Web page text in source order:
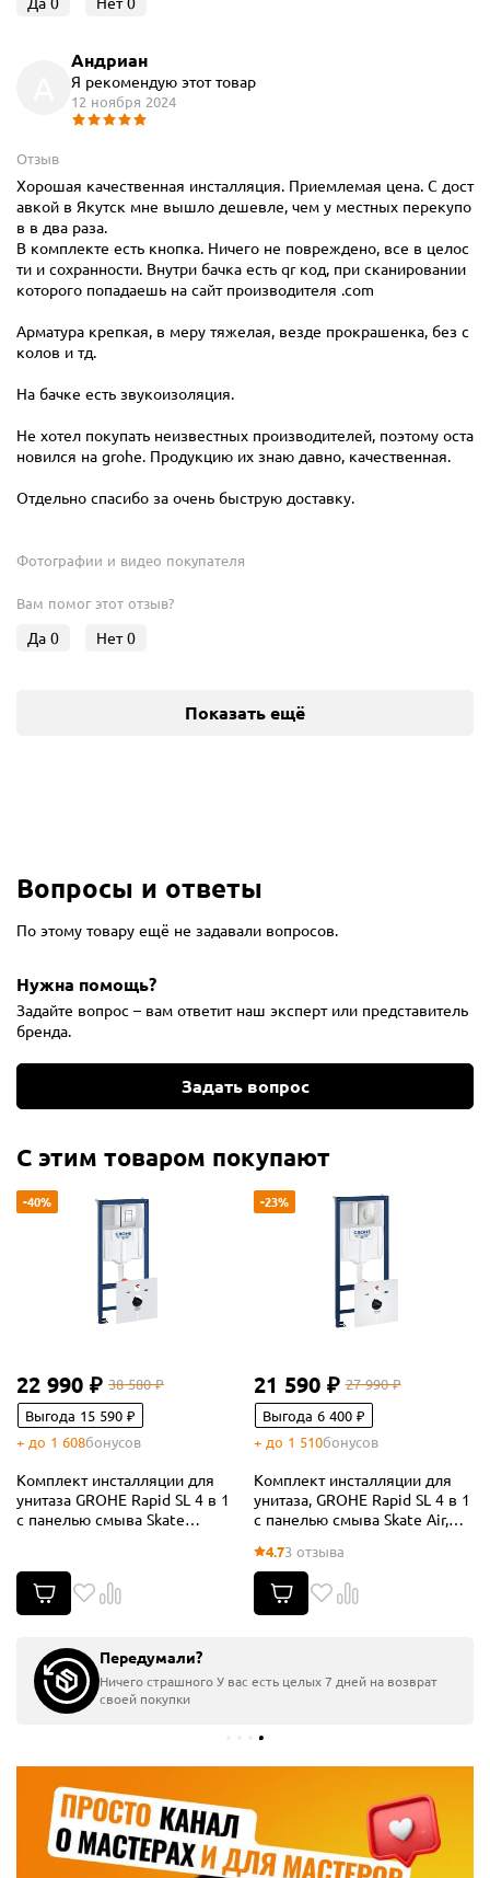
Андриан
Я рекомендую этот товар
12 ноября 2024
Отзыв
Хорошая качественная инсталляция. Приемлемая цена. С дост
авкой в Якутск мне вышло дешевле, чем у местных перекупо
в в два раза.
В комплекте есть кнопка. Ничего не повреждено, все в целос
ти и сохранности. Внутри бачка есть qr код, при сканировании
которого попадаешь на сайт производителя .com
Арматура крепкая, в меру тяжелая, везде прокрашенка, без с
колов и тд.
На бачке есть звукоизоляция.
Не хотел покупать неизвестных производителей, поэтому оста
новился на grohe. Продукцию их знаю давно, качественная.
Отдельно спасибо за очень быструю доставку.
Фотографии и видео покупателя
Вам помог этот отзыв?
Да 0 Нет0
Показать ещё
Вопросы и ответы
По этому товару ещё не задавали вопросов.
Нужна помощь?
Задайте вопрос – вам ответит наш эксперт или представитель
бренда.
Задать вопрос
С этим товаром покупают
-40%
22 990 ₽ 38 580 ₽
Выгода 15 590 ₽
+ до 1 608бонусов
Комплект инсталляции для
унитаза GROHE Rapid SL 4 в 1
с панелью смыва Skate
-23%
21 590 ₽ 27 990 ₽
Выгода 6 400 ₽
+ до 1 510бонусов
Комплект инсталляции для
унитаза, GROHE Rapid SL 4 в 1
с панелью смыва Skate Air,
4.73 отзыва
Передумали?
Ничего страшного У вас есть целых 7 дней на возврат
своей покупки